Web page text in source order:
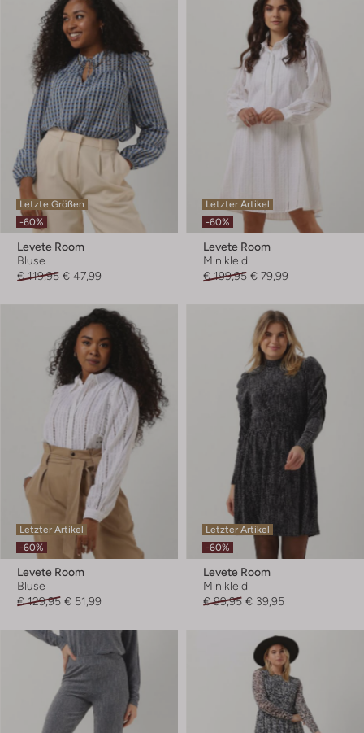
Letzte Größen
-60%
Levete Room
Bluse
€ 119,95 € 47,99
Letzter Artikel
-60%
Levete Room
Minikleid
€ 199,95 € 79,99
Letzter Artikel
-60%
Levete Room
Bluse
€ 129,95 € 51,99
Letzter Artikel
-60%
Levete Room
Minikleid
€ 99,95 € 39,95